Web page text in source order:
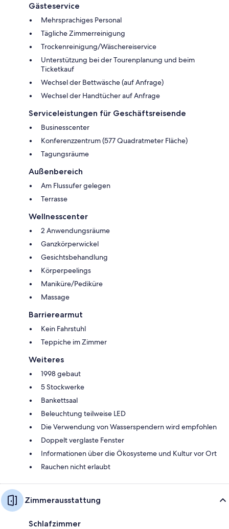
Gästeservice
Mehrsprachiges Personal
Tägliche Zimmerreinigung
Trockenreinigung/Wäschereiservice
Unterstützung bei der Tourenplanung und beim
Ticketkauf
Wechsel der Bettwäsche (auf Anfrage)
Wechsel der Handtücher auf Anfrage
Serviceleistungen für Geschäftsreisende
Businesscenter
Konferenzzentrum (577 Quadratmeter Fläche)
Tagungsräume
Außenbereich
Am Flussufer gelegen
Terrasse
Wellnesscenter
2 Anwendungsräume
Ganzkörperwickel
Gesichtsbehandlung
Körperpeelings
Maniküre/Pediküre
Massage
Barrierearmut
Kein Fahrstuhl
Teppiche im Zimmer
Weiteres
1998 gebaut
5 Stockwerke
Bankettsaal
Beleuchtung teilweise LED
Die Verwendung von Wasserspendern wird empfohlen
Doppelt verglaste Fenster
Informationen über die Ökosysteme und Kultur vor Ort
Rauchen nicht erlaubt
Zimmerausstattung
Schlafzimmer